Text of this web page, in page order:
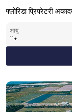
फ्लोरिडा प्रिपरेटरी
आयु
11+